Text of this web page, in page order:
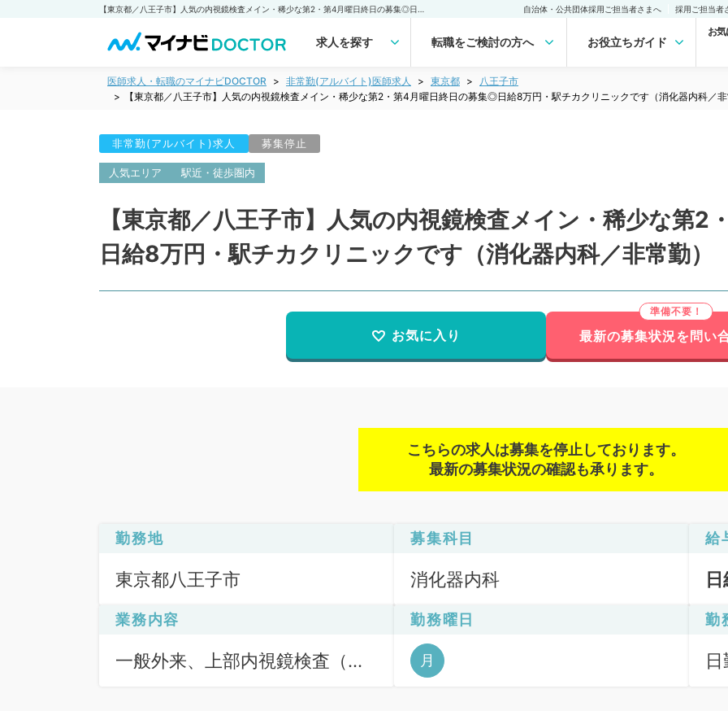
自治体・公共団体採用ご担当者さまへ 採用ご担当者
求人を探す 転職をご検討の方へ お役立ちガイド
お
医師求人・転職のマイナビDOCTOR 非常勤(アルバイト)医師求人 東京都
八王子市
【東京都／八王子市】人気の内視鏡検査メイン・稀少な第2・第4月曜日終日の募集◎日給8万円・駅チカクリニックです（消化器内科／
非常勤(アルバイト)求人 募集停止
人気エリア 駅近・徒歩圏内
【東京都／八王子市】人気の内視鏡検査メイン・稀少な第
日給8万円・駅チカクリニックです（消化器内科／非常勤）
お気に入り 最新の募集状況を問い
こちらの求人は募集を停止しております。
最新の募集状況の確認も承ります。
勤務地
東京都八王子市
募集科目
消化器内科
給
業務内容
一般外来、上部内視鏡検査（Ｇ
勤務曜日
月
勤